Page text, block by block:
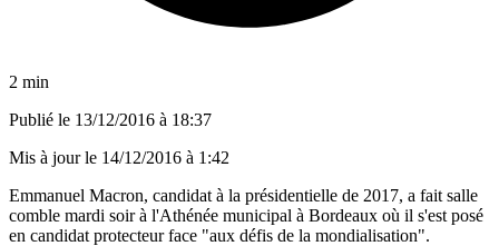
2 min
Publié le 13/12/2016 à 18:37
Mis à jour le 14/12/2016 à 1:42
Emmanuel Macron, candidat à la présidentielle de 2017, a fait salle
comble mardi soir à l'Athénée municipal à Bordeaux où il s'est posé
en candidat protecteur face "aux défis de la mondialisation".